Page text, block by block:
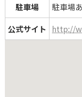
駐車場
駐車場
公式サイト http://